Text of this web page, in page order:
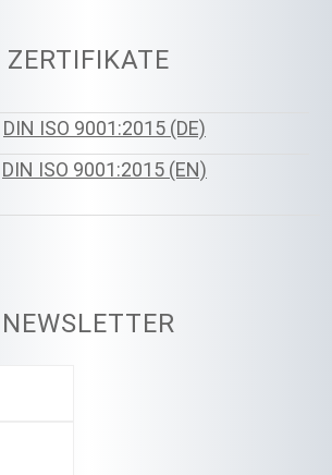
ZERTIFIKATE
DIN ISO 9001:2015 (DE)
DIN ISO 9001:2015 (EN)
NEWSLETTER